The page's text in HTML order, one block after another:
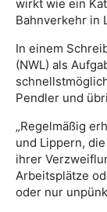
wirkt wie ein
Bahnverkehr in
In einem
(NWL) als
Pendler und
„Regelmäßig
und Lippern,
ihrer
Arbeitsplätze
oder nur